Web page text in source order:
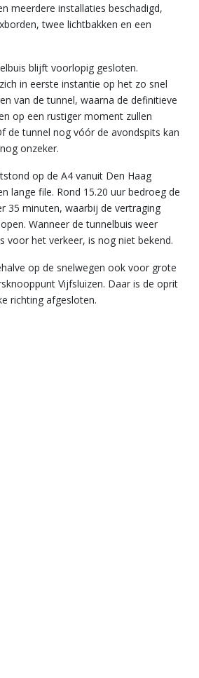
meerdere installaties beschadigd,
twee lichtbakken en een
blijft voorlopig gesloten.
in eerste instantie op het zo snel
van de tunnel, waarna de definitieve
op een rustiger moment zullen
de tunnel nog vóór de avondspits kan
onzeker.
op de A4 vanuit Den Haag
lange file. Rond 15.20 uur bedroeg de
35 minuten, waarbij de vertraging
Wanneer de tunnelbuis weer
voor het verkeer, is nog niet bekend.
op de snelwegen ook voor grote
Vijfsluizen. Daar is de oprit
richting afgesloten.